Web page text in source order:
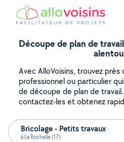
Découpe de plan de
Avec AlloVoisins, trouvez près
professionnel ou particulier
de découpe de plan de
contactez-les et obtenez
Bricolage - Petits travaux
à La Rochelle (17)